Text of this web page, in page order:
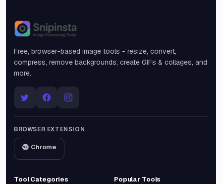
Snipinsta
Free, browser-based image tools - resize, convert,
compress, remove backgrounds, create GIFs & collages, and
more.
BROWSER EXTENSION
Chrome
Tool Categories Popular Tools